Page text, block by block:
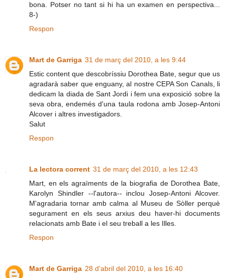
bona. Potser no tant si hi ha un examen en perspectiva...
8-)
Respon
Mart de Garriga 31 de març del 2010, a les 9:44
Estic content que descobríssiu Dorothea Bate, segur que us
agradarà saber que enguany, al nostre CEPA Son Canals, li
dedicam la diada de Sant Jordi i fem una exposició sobre la
seva obra, endemés d'una taula rodona amb Josep-Antoni
Alcover i altres investigadors.
Salut
Respon
La lectora corrent 31 de març del 2010, a les 12:43
Mart, en els agraïments de la biografia de Dorothea Bate,
Karolyn Shindler --l'autora-- inclou Josep-Antoni Alcover.
M'agradaria tornar amb calma al Museu de Sòller perquè
segurament en els seus arxius deu haver-hi documents
relacionats amb Bate i el seu treball a les Illes.
Respon
Mart de Garriga 28 d’abril del 2010, a les 16:40